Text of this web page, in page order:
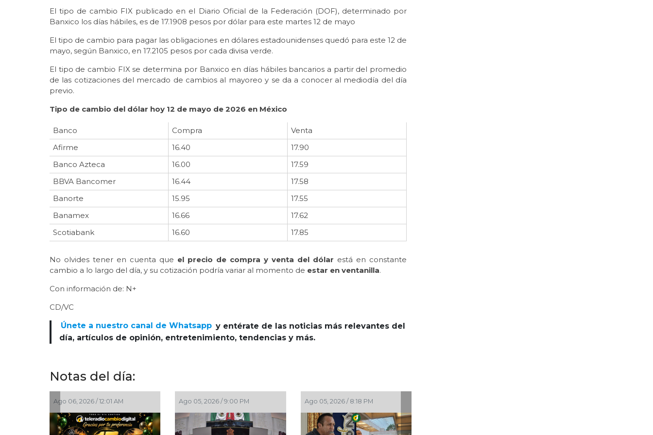
El tipo de cambio FIX publicado en el Diario Oficial de la Federación (DOF), determinado por
Banxico los días hábiles, es de 17.1908 pesos por dólar para este martes 12 de mayo
El tipo de cambio para pagar las obligaciones en dólares estadounidenses quedó para este 12 de
mayo, según Banxico, en 17.2105 pesos por cada divisa verde.
El tipo de cambio FIX se determina por Banxico en días hábiles bancarios a partir del promedio
de las cotizaciones del mercado de cambios al mayoreo y se da a conocer al mediodía del día
previo.
Tipo de cambio del dólar hoy 12 de mayo de 2026 en México
Banco Compra
Venta
Afirme
16.40
17.90
Banco Azteca
16.00
17.59
BBVA Bancomer
16.44
17.58
Banorte
15.95
17.55
Banamex
16.66
17.62
Scotiabank
16.60 17.85
No olvides tener en cuenta que el precio de compra y venta del dólar está en constante
cambio a lo largo del día, y su cotización podría variar al momento de estar en ventanilla.
Con información de: N+
CD/VC
Únete a nuestro canal de Whatsapp y entérate de las noticias más relevantes del
día, artículos de opinión, entretenimiento, tendencias y más.
Notas del día:
Ago 05, 2026 / 8:18 PM Ago 05, 2026 / 8:05 PM Ago 05, 2026 / 7:46 PM